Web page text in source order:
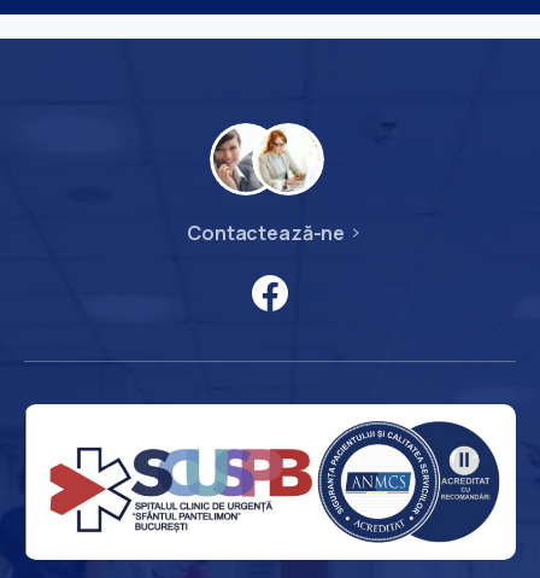
Contactează-ne